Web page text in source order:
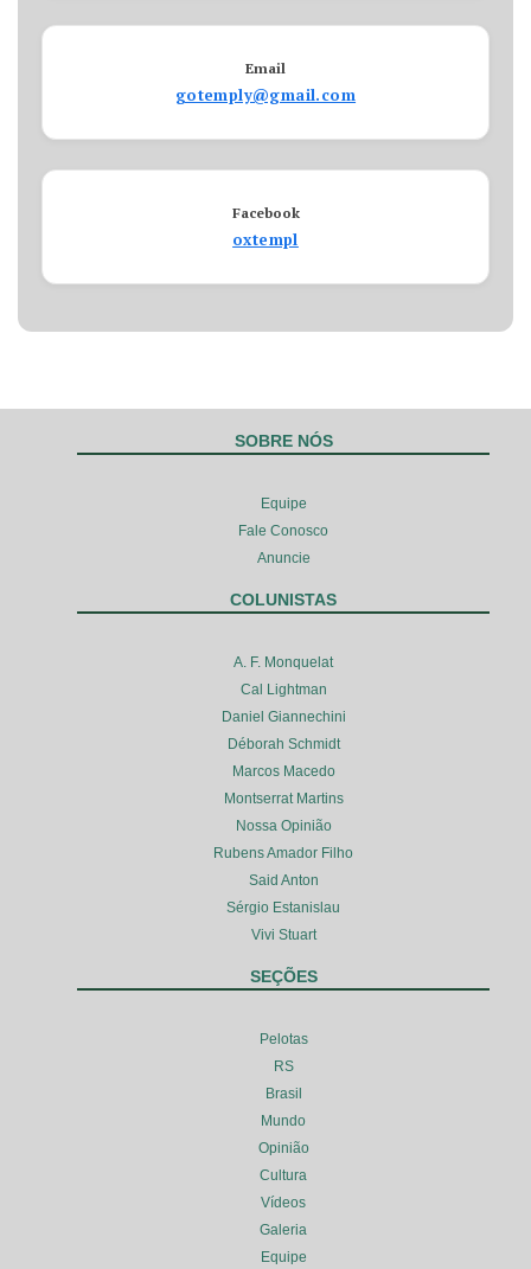
Email
gotemply@gmail.com
Facebook
oxtempl
SOBRE NÓS
Equipe
Fale Conosco
Anuncie
COLUNISTAS
A. F. Monquelat
Cal Lightman
Daniel Giannechini
Déborah Schmidt
Marcos Macedo
Montserrat Martins
Nossa Opinião
Rubens Amador Filho
Said Anton
Sérgio Estanislau
Vivi Stuart
SEÇÕES
Pelotas
RS
Brasil
Mundo
Opinião
Cultura
Vídeos
Galeria
Equipe